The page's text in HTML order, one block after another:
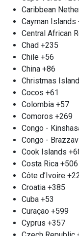
Цена на прием
факторов,
содержание
пункт
Если у вас
для сдачи, мы
сбора
обеспечим
погрузку и
Прием
Компания
металлов в
металлы
сплавов и
Caribbean
Cayman Islands
Central African
Chad +235
Chile +56
China +86
Christmas Island
Cocos +61
Colombia +57
Comoros +269
Congo -
Congo -
Cook Islands
Costa Rica +506
Côte d’Ivoire
Croatia +385
Cuba +53
Curaçao +599
Cyprus +357